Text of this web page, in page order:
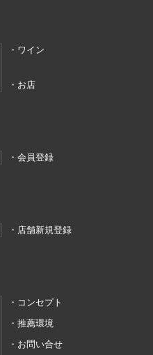
ワイン
お店
会員登録
店舗新規登録
コンセプト
推薦環境
お問い合せ